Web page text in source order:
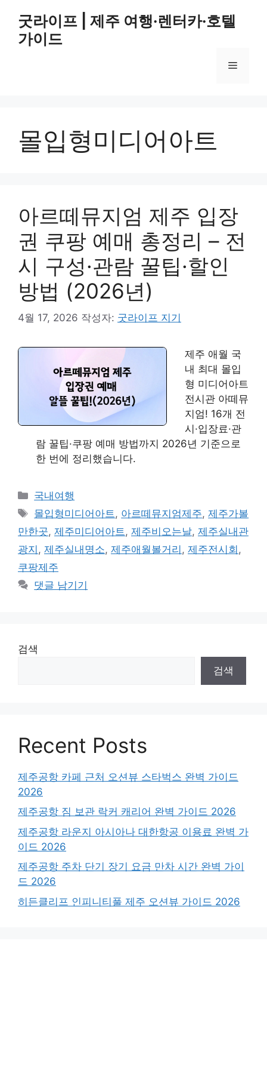
굿라이프 | 제주 여행·렌터카·호텔
가이드
메
몰입형미디어아트
아르떼뮤지엄 제주 입장
권 쿠팡 예매 총정리 – 전
시 구성·관람 꿀팁·할인
방법 (2026년)
4월 17, 2026 작성자: 굿라이프 지기
제주 애월 국
내 최대 몰입
형 미디어아트
전시관 아떼뮤
지엄! 16개 전
시·입장료·관
람 꿀팁·쿠팡 예매 방법까지 2026년 기준으로
한 번에 정리했습니다.
카
테
리
국내여행
태
그
몰입형미디어아트 , 아르떼뮤지엄제주,제주가볼
만한곳, 제주미디어아트 , 제주비오는날, 제주실내관
광지 , 제주실내명소, 제주애월볼거리 , 제주전시회 ,
쿠팡제주
댓글 남기기
검색
검색
Recent Posts
제주공항 카페 근처 오션뷰 스타벅스 완벽 가이드
2026
제주공항 짐 보관 락커 캐리어 완벽 가이드 2026
제주공항 라운지 아시아나 대한항공 이용료 완벽 가
이드 2026
제주공항 주차 단기 장기 요금 만차 시간 완벽 가이
드 2026
히든클리프 인피니티풀 제주 오션뷰 가이드 2026